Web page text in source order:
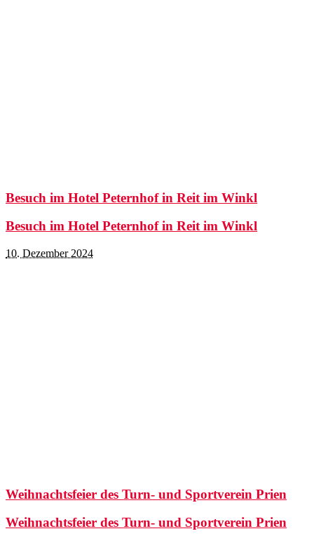
Besuch im Hotel Peternhof in Reit im Winkl
Besuch im Hotel Peternhof in Reit im Winkl
10. Dezember 2024
Weihnachtsfeier des Turn- und Sportverein Prien
Weihnachtsfeier des Turn- und Sportverein Prien